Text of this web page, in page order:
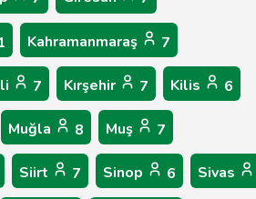
Kahramanmaraş 7
7 Kırşehir 7 Kilis 6
Muğla 8 Muş 7
Siirt 7 Sinop 6 Sivas